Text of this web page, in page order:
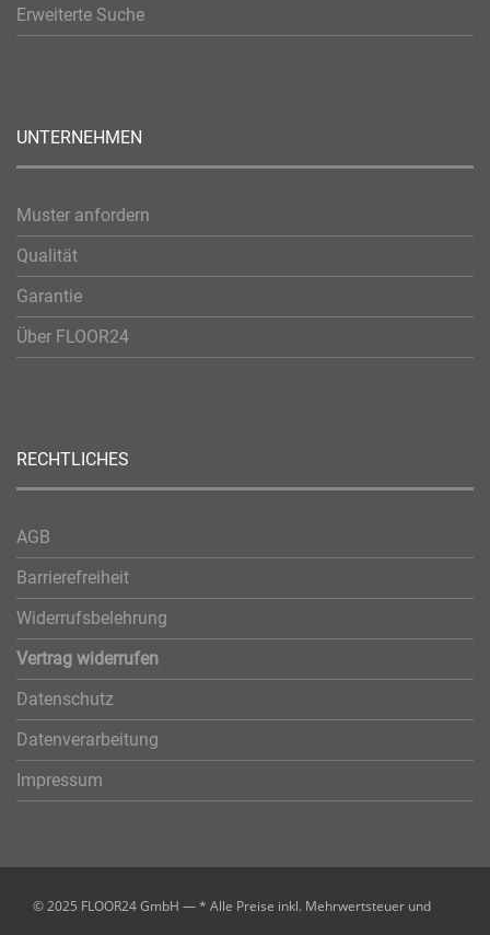
Erweiterte Suche
UNTERNEHMEN
Muster anfordern
Qualität
Garantie
Über FLOOR24
RECHTLICHES
AGB
Barrierefreiheit
Widerrufsbelehrung
Vertrag widerrufen
Datenschutz
Datenverarbeitung
Impressum
© 2025 FLOOR24 GmbH — * Alle Preise inkl. Mehrwertsteuer und